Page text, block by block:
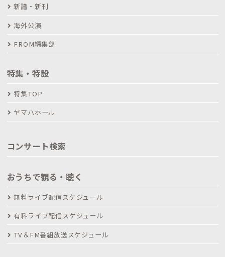
新譜・新刊
海外公演
FROM編集部
特集・特設
特集TOP
ヤマハホール
コンサート検索
おうちで観る・聴く
無料ライブ配信スケジュール
有料ライブ配信スケジュール
TV＆FM番組放送スケジュール